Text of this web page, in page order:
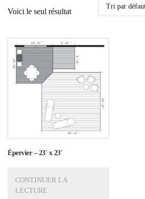
Voici le seul résultat
Épervier – 23′ x 23′
CONTINUER LA
LECTURE